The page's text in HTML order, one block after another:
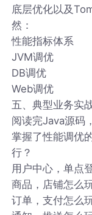
底层优化以及
然：
性能指标体系
JVM调优
DB调优
Web调优
五、典型业务实
阅读完Java源码
掌握了性能调优
行？
用户中心，单点
商品，店铺怎么
订单，支付怎么